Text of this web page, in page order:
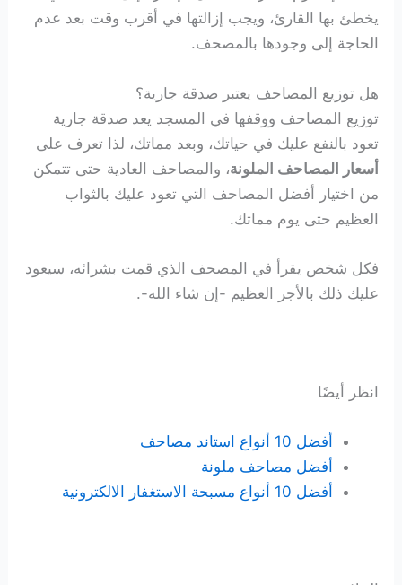
يخطئ بها القارئ، ويجب إزالتها في أقرب وقت بعد عدم
الحاجة إلى وجودها بالمصحف.
هل توزيع المصاحف يعتبر صدقة جارية؟
توزيع المصاحف ووقفها في المسجد يعد صدقة جارية
تعود بالنفع عليك في حياتك، وبعد مماتك، لذا تعرف على
أسعار المصاحف الملونة، والمصاحف العادية حتى تتمكن
من اختيار أفضل المصاحف التي تعود عليك بالثواب
العظيم حتى يوم مماتك.
فكل شخص يقرأ في المصحف الذي قمت بشرائه، سيعود
عليك ذلك بالأجر العظيم -إن شاء الله-.
انظر أيضًا
أفضل 10 أنواع استاند مصاحف
أفضل مصاحف ملونة
أفضل 10 أنواع مسبحة الاستغفار الالكترونية